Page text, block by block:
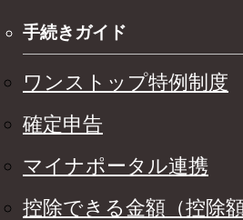
手続きガイド
ワンストップ特例制度
確定申告
マイナポータル連携
控除できる金額（控除